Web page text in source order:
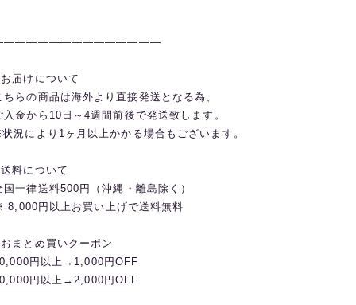
届けについて
ちらの商品は海外より直接発送となる為、
入金から10日～4週間前後で発送致します。
況により1ヶ月以上かかる場合もございます。
料について
国一律送料500円（沖縄・離島除く）
8,000円以上お買い上げで送料無料
まとめ買いクーポン
円以上→1,000円OFF
円以上→2,000円OFF